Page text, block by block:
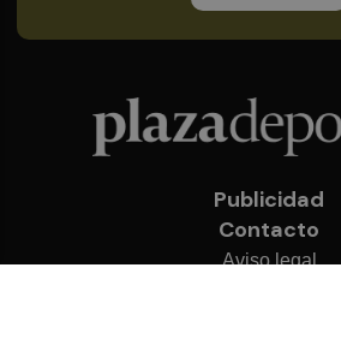
Publicidad
Contacto
Aviso legal